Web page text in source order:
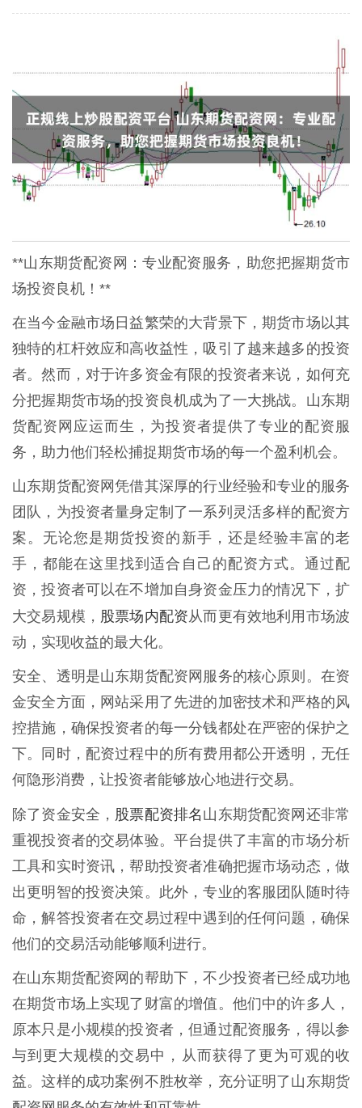
**山东期货配资网：专业配资服务，助您把握期货市
场投资良机！**
在当今金融市场日益繁荣的大背景下，期货市场以其
独特的杠杆效应和高收益性，吸引了越来越多的投资
者。然而，对于许多资金有限的投资者来说，如何充
分把握期货市场的投资良机成为了一大挑战。山东期
货配资网应运而生，为投资者提供了专业的配资服
务，助力他们轻松捕捉期货市场的每一个盈利机会。
山东期货配资网凭借其深厚的行业经验和专业的服务
团队，为投资者量身定制了一系列灵活多样的配资方
案。无论您是期货投资的新手，还是经验丰富的老
手，都能在这里找到适合自己的配资方式。通过配
资，投资者可以在不增加自身资金压力的情况下，扩
大交易规模， 股票场内配资从而更有效地利用市场波
动，实现收益的最大化。
安全、透明是山东期货配资网服务的核心原则。在资
金安全方面，网站采用了先进的加密技术和严格的风
控措施，确保投资者的每一分钱都处在严密的保护之
下。同时，配资过程中的所有费用都公开透明，无任
何隐形消费，让投资者能够放心地进行交易。
除了资金安全， 股票配资排名 山东期货配资网还非常
重视投资者的交易体验。平台提供了丰富的市场分析
工具和实时资讯，帮助投资者准确把握市场动态，做
出更明智的投资决策。此外，专业的客服团队随时待
命，解答投资者在交易过程中遇到的任何问题，确保
他们的交易活动能够顺利进行。
在山东期货配资网的帮助下，不少投资者已经成功地
在期货市场上实现了财富的增值。他们中的许多人，
原本只是小规模的投资者，但通过配资服务，得以参
与到更大规模的交易中，从而获得了更为可观的收
益。这样的成功案例不胜枚举，充分证明了山东期货